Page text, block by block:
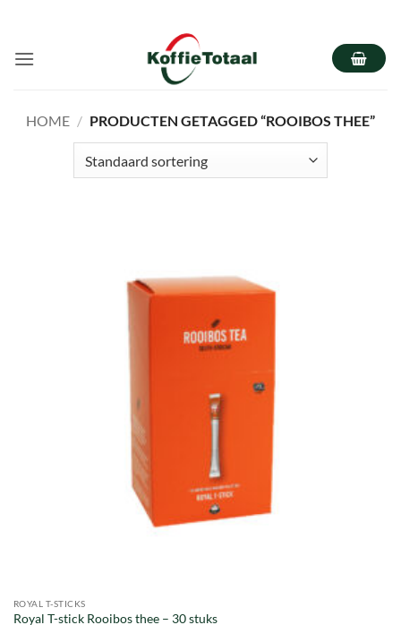
inhoud
HOME / PRODUCTEN GETAGGED “ROOIBOS THEE”
ROYAL T-STICKS
Royal T-stick Rooibos thee – 30 stuks